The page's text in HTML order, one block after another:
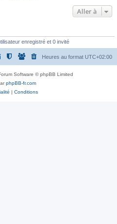
Aller à
enregistré et 0 invité
Heures au format UTC+02:00
Software © phpBB Limited
phpBB-fr.com
| Conditions